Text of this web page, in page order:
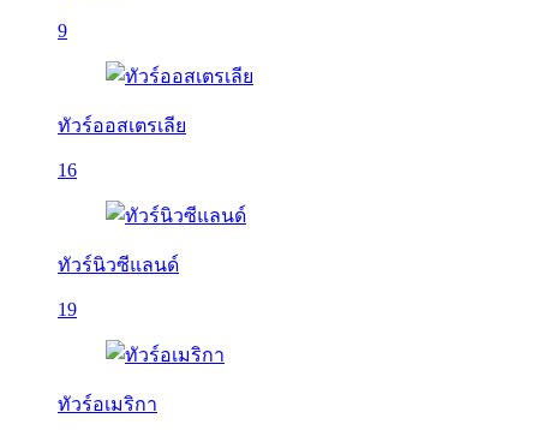
9
ทัวร์ออสเตรเลีย
16
ทัวร์นิวซีแลนด์
19
ทัวร์อเมริกา